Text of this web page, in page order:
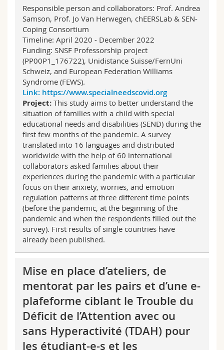
Responsible person and collaborators: Prof. Andrea
Samson, Prof. Jo Van Herwegen, chEERSLab & SEN-
Coping Consortium
Timeline: April 2020 - December 2022
Funding: SNSF Professorship project
(PP00P1_176722), Unidistance Suisse/FernUni
Schweiz, and European Federation Williams
Syndrome (FEWS).
Link: https://www.specialneedscovid.org
Project: This study aims to better understand the
situation of families with a child with special
educational needs and disabilities (SEND) during the
first few months of the pandemic. A survey
translated into 16 languages and distributed
worldwide with the help of 60 international
collaborators asked families about their
experiences during the pandemic with a particular
focus on their anxiety, worries, and emotion
regulation patterns at three different time points
(before the pandemic, at the beginning of the
pandemic and when the respondents filled out the
survey). First results of single countries have
already been published.
Mise en place d’ateliers, de
mentorat par les pairs et d’une e-
plafeforme ciblant le Trouble du
Déficit de l’Attention avec ou
sans Hyperactivité (TDAH) pour
les étudiant-e-s et les